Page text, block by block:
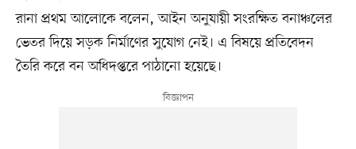
রানা প্রথম আলোকে বলেন, আইন অনুযায়ী সংরক্ষিত বনাঞ্চলের
ভেতর দিয়ে সড়ক নির্মাণের সুযোগ নেই। এ বিষয়ে প্রতিবেদন
তৈরি করে বন অধিদপ্তরে পাঠানো হয়েছে।